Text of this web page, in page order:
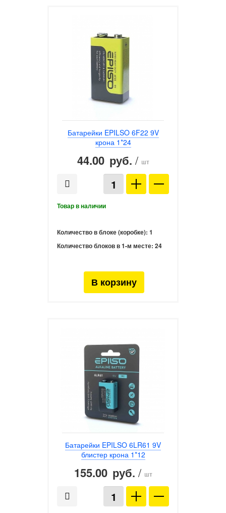
Батарейки EPILSO 6F22 9V
крона 1*24
44.00 руб. / шт
Количество в блоке (коробке): 1
Количество блоков в 1-м месте: 24
Батарейки EPILSO 6LR61 9V
блистер крона 1*12
155.00 руб. / шт